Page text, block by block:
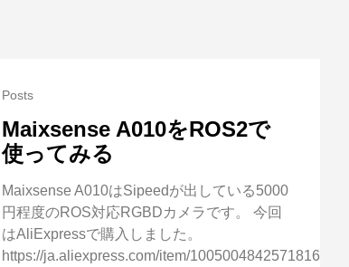
Posts
Maixsense A010をROS2で
使ってみる
Maixsense A010はSipeedが出している5000
円程度のROS対応RGBDカメラです。 今回
はAliExpressで購入しました。
https://ja.aliexpress.com/item/